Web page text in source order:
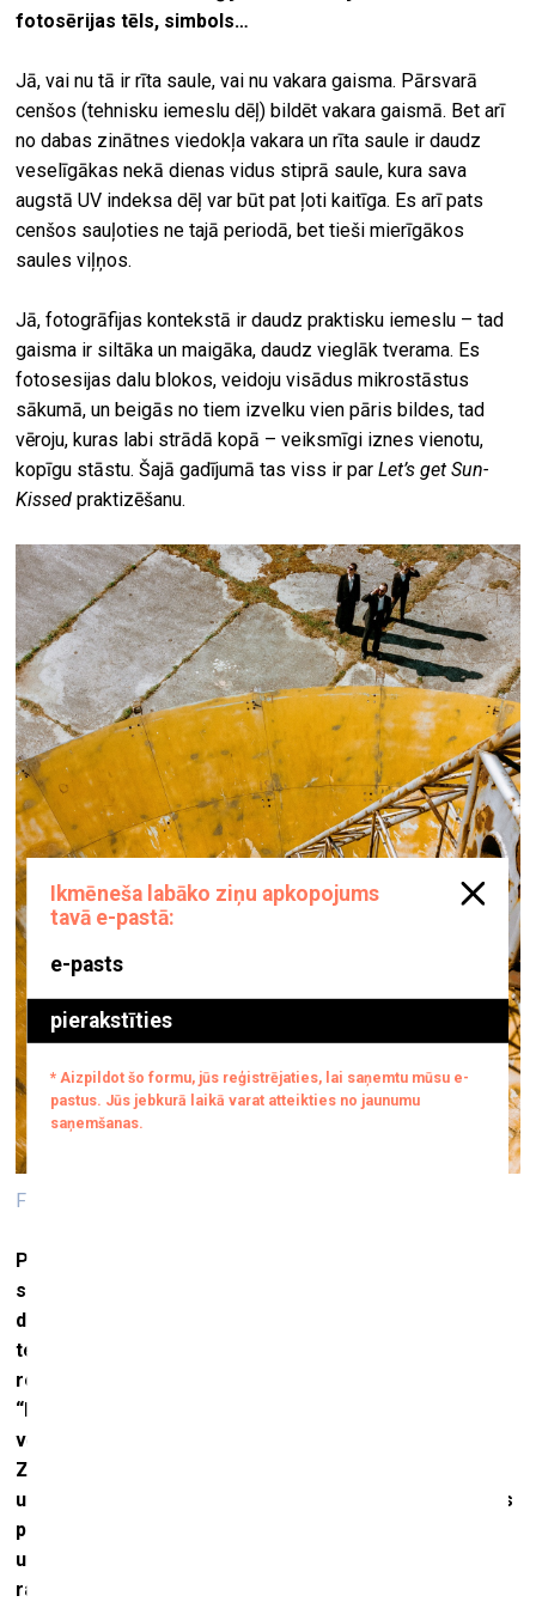
fotosērijas tēls, simbols…
Jā, vai nu tā ir rīta saule, vai nu vakara gaisma. Pārsvarā
cenšos (tehnisku iemeslu dēļ) bildēt vakara gaismā. Bet arī
no dabas zinātnes viedokļa vakara un rīta saule ir daudz
veselīgākas nekā dienas vidus stiprā saule, kura sava
augstā UV indeksa dēļ var būt pat ļoti kaitīga. Es arī pats
cenšos sauļoties ne tajā periodā, bet tieši mierīgākos
saules viļņos.
Jā, fotogrāfijas kontekstā ir daudz praktisku iemeslu – tad
gaisma ir siltāka un maigāka, daudz vieglāk tverama. Es
fotosesijas dalu blokos, veidoju visādus mikrostāstus
sākumā, un beigās no tiem izvelku vien pāris bildes, tad
vēroju, kuras labi strādā kopā – veiksmīgi iznes vienotu,
kopīgu stāstu. Šajā gadījumā tas viss ir parLet’s get Sun-
Kissed praktizēšanu.
Filips Šmits. Foto no sērijas "Saules skūpstā"
Par tiem stāstiem. Kopš fotogrāfijas izgudrošanas tās
sakarā vienlīdz svarīgs aspekts bijis gan realitātes
dokumentēšana, gan arī fikcija. Teatrāli uzstādījumi,
tehniska meistarība attīstīšanas procesā
realitātē neiespējamas kompozīcijas – kā
“Lēciens Tukšumā” (1960). Latvijas fotogrāfijas
vēsturē, piemēram, Gunāra Bindas
Zentas Dzivi
uz filmas
kameru, tehnisko attīstīšanas
procesu gan nepārzinu, bet rūpīgi pārdomāti
uzstādījumi un in
raksturīgi.